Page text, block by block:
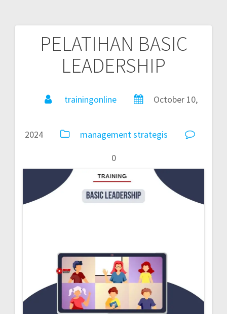
PELATIHAN BASIC
LEADERSHIP
trainingonline October 10,
2024 managementstrategis
0